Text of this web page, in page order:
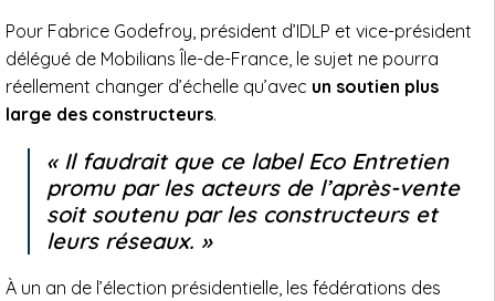
Pour Fabrice Godefroy, président d’IDLP et vice-président
délégué de Mobilians Île-de-France, le sujet ne pourra
réellement changer d’échelle qu’avec un soutien plus
large des constructeurs.
Il faudrait que ce label Eco Entretien
promu par les acteurs de l’après-vente
soit soutenu par les constructeurs et
leurs réseaux.
À un an de l’élection présidentielle, les fédérations des